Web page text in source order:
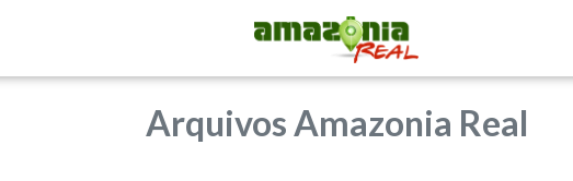
Arquivos Amazonia Real